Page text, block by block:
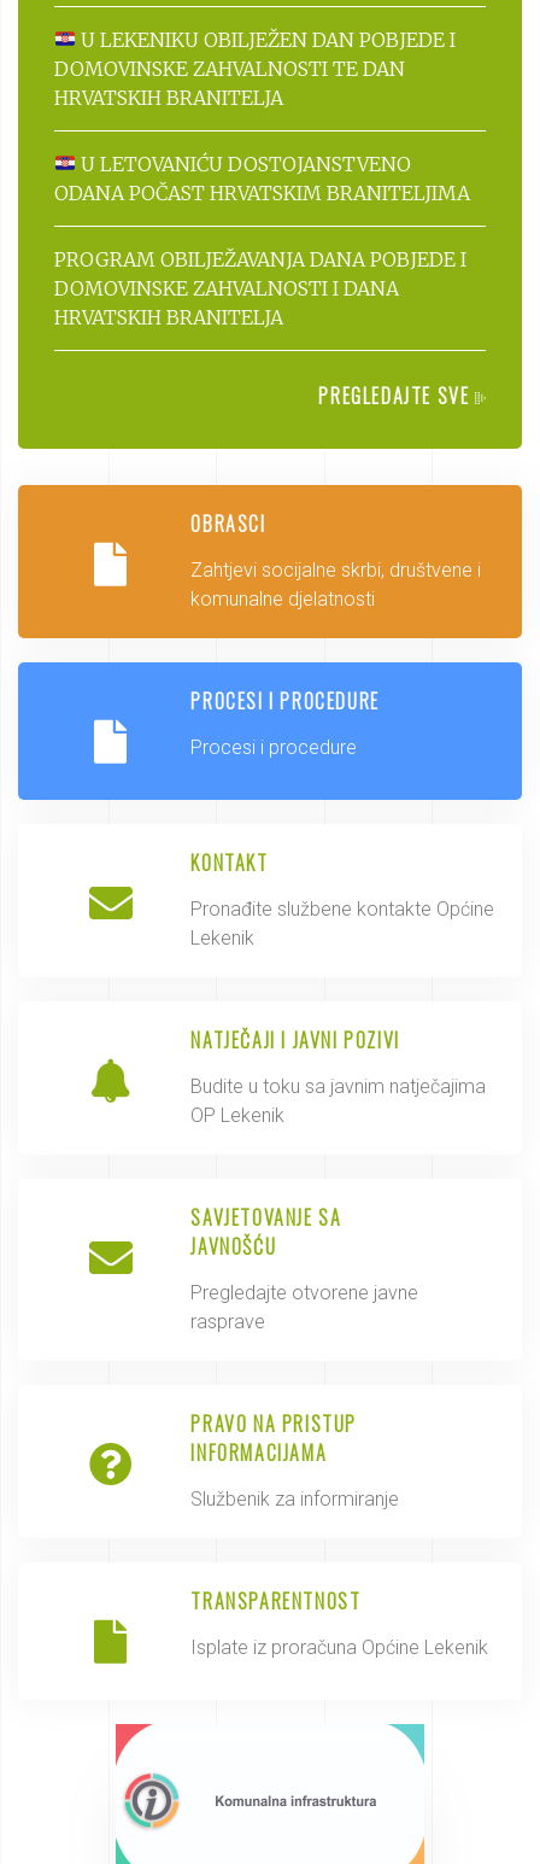
U LEKENIKU OBILJEŽEN DAN POBJEDE I
DOMOVINSKE ZAHVALNOSTI TE DAN
HRVATSKIH BRANITELJA
U LETOVANIĆU DOSTOJANSTVENO
ODANA POČAST HRVATSKIM BRANITELJIMA
PROGRAM OBILJEŽAVANJA DANA POBJEDE I
DOMOVINSKE ZAHVALNOSTI I DANA
HRVATSKIH BRANITELJA
PREGLEDAJTE SVE
OBRASCI
Zahtjevi socijalne skrbi, društvene i
komunalne djelatnosti
PROCESI I PROCEDURE
Procesi i procedure
KONTAKT
Pronađite službene kontakte Općine
Lekenik
NATJEČAJI I JAVNI POZIVI
Budite u toku sa javnim natječajima
OP Lekenik
SAVJETOVANJE SA
JAVNOŠĆU
Pregledajte otvorene javne
rasprave
PRAVO NA PRISTUP
INFORMACIJAMA
Službenik za informiranje
TRANSPARENTNOST
Isplate iz proračuna Općine Lekenik